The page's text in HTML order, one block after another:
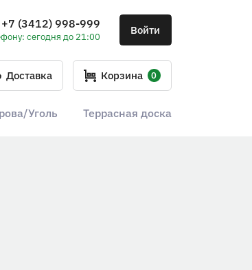
+7 (3412) 998-999
сегодня до 21:00
Войти
Доставка Корзина 0
Уголь Террасная доска